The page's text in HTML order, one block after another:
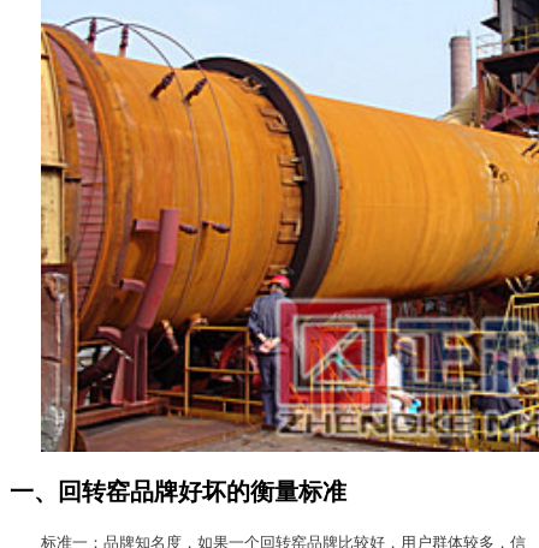
一、回转窑品牌好坏的衡量标准
标准一：品牌知名度，如果一个回转窑品牌比较好，用户群体较多，信